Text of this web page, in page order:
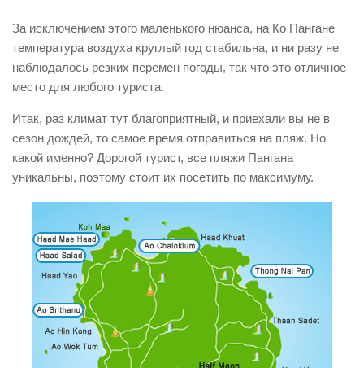
За исключением этого маленького нюанса, на Ко Пангане
температура воздуха круглый год стабильна, и ни разу не
наблюдалось резких перемен погоды, так что это отличное
место для любого туриста.
Итак, раз климат тут благоприятный, и приехали вы не в
сезон дождей, то самое время отправиться на пляж. Но
какой именно? Дорогой турист, все пляжи Пангана
уникальны, поэтому стоит их посетить по максимуму.